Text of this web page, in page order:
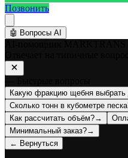
Позвонить
🤖 Вопросы AI
Какую фракцию щебня
Сколько тонн в кубометре
Как рассчитать объём?→
Минимальный заказ?→
← Вернуться